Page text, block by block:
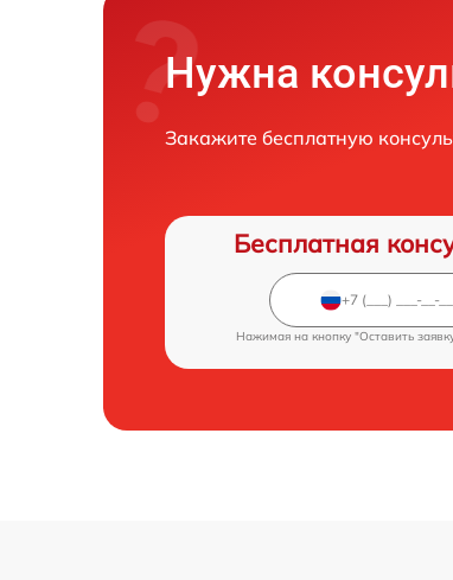
Нужна
Закажите бесплатную
Бесплатная
Нажимая на кнопку "Оставить